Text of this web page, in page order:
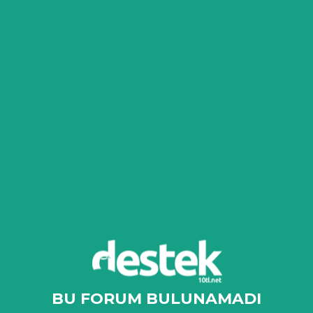
BU FORUM BULUNAMADI